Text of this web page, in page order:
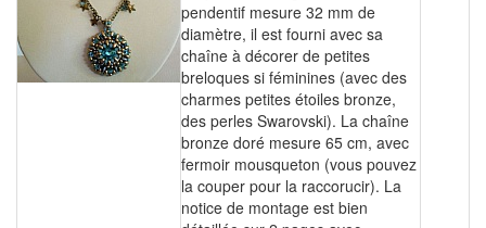
pendentif mesure 32 mm de
diamètre, il est fourni avec sa
chaîne à décorer de petites
breloques si féminines (avec des
charmes petites étoiles bronze,
des perles Swarovski). La chaîne
bronze doré mesure 65 cm, avec
fermoir mousqueton (vous pouvez
la couper pour la raccorucir). La
notice de montage est bien